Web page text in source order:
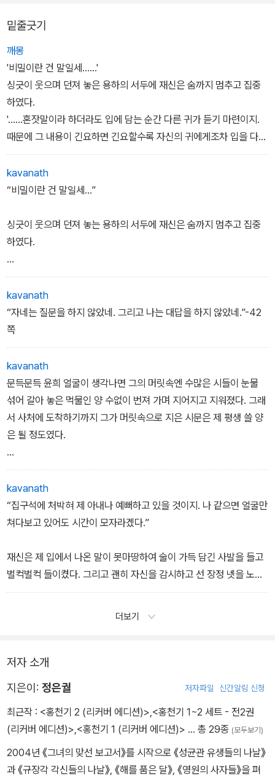
“그와 비슷하게는 말씀하시었사옵니다.”
“대단한 거짓말쟁이로세. ‘그 입 닥쳐라! 쥐뿔도 아는 거 없는 놈들이
감히 내 앞에서 아는 척이냐?’ 이리 말하였느니.”
윤희는 왕을 흉내 내어 정색한 듯이 말하였다.
“소신은 단지 이러한 기록을 언문으로 남길 수 없어 부득이하게 아주
약간의 수정을 하여 문장으로 옮겼을 뿐이옵니다. 그러하니 거짓말쟁
이는 아니옵니다.”
져 있었다.
꿈만 꾸는 것이냐? 이대로 꿈만 꾸다가 끝날까, 두렵지 않느냐?”
“꿈조차 꿀 수 없던 시절도 숱하게 있질 않았사옵니까. 우리 소신들은
꿈이나마 꿀 수 있으니 그 어떤 임금의 신하들이 소신들보다 행복하
겠사옵니까. 상감마마께오서는 죄인의 아들에게 꿈을 꿀 수 있는 바
탕을 주셨사옵니다.”
왕은 비록 윤희는 안을 수 없었지만, 선준의 팔은 잡고 기댈 수 있었
다.
“나의 바탕은 너희들이다. 내가 꿈을 꾸고자 너를 살려두는 것이야.
그래야 나도 살기에…….”
아 들어야 할 말이 있었사옵니다.”
“자, 잠깐만. 이거 기분 이상하도다. 내가 지금 너에게 야단맞는 것이
냐?”
“감히 간언을 드리는 것이옵니다.”
왕은 괜히 민망하여 화난 듯 인상을 잔뜩 찌푸렸다. 속으로는 마음에
들지 않는 상소문이라고 해도 앞으로 그런 장난은 하지 않겠다고 생
각했지만, 밖으로 표현은 하지 않았다. 하지만 왕의 표정에도 상관없
이 선준은 꿋꿋하게 하던 말은 마무리 하였다.
“귀를 열어두는 것도 중요하지만, 입을 막지 않는 것은 군주로서 마땅
히 해야 할 일이옵니다. 이것은 홍문관 저작, 이선준으로서 드리는 간
“소단백전을 잠재운 것은 규장각 직각, 이선준으로서 한 일이고?”
선준이 대답은 하지 않고 환하게 웃었다. 그의 환한 미소가 왕의 가슴
밑줄긋기
깨몽
'비밀이란 건 말일세......'
싱긋이 웃으며 던져 놓은 용하의 서두에 재신은 숨까지 멈추고 집중
하였다.
'......혼잣말이라 하더라도 입에 담는 순간 다른 귀가 듣기 마련이지.
때문에 그 내용이 긴요하면 긴요할수록 자신의 귀에게조차 입을 다물
어야 하네.'
재신은 뜻을 묻지도 않고 그다음 말을 기다렸다.
'대물은 나의 소중한 벗일세. 그 외에 중요한 것은 아무것도 없다네.
것 또한 벗의 도리가 아니겠는가.'-68쪽
kavanath
“비밀이란 건 말일세...”
싱긋이 웃으며 던져 놓는 용하의 서두에 재신은 숨까지 멈추고 집중
하였다.
“...혼잣말이라 하더라도 입에 담는 순간 다른 귀가 듣기 마련이지. 때
문에 그 내용이 긴요하면 긴요할수록 자신의 귀에게조차 입을 다물어
야 하네.”
재신은 뜻을 묻지도 않고 그다음 말을 기다렸다.
“대물은 나의 소중한 벗일세. 그 외에 중요한 것은 아무것도 없다네.
비밀을 숨기는 것이 벗의 도리라고 한다면 그것을 모르는 척해 주는
것 또한 벗의 도리가 아니겠는가.”
-42쪽
kavanath
“자네는 질문을 하지 않았네. 그리고 나는 대답을 하지 않았네.”-42
쪽
kavanath
문득문득 윤희 얼굴이 생각나면 그의 머릿속엔 수많은 시들이 눈물
섞어 갈아 놓은 먹물인 양 수없이 번져 가며 지어지고 지워졌다. 그래
서 사처에 도착하기까지 그가 머릿속으로 지은 시문은 제 평생 쓸 양
은 될 정도였다.
“쳇! 글자로 남겼으면 시책 서너 권은 충분히 묶을 수 있었는데.”
-105쪽
kavanath
“집구석에 처박혀 제 아내나 예뻐하고 있을 것이지. 나 같으면 얼굴만
쳐다보고 있어도 시간이 모자라겠다.”
재신은 제 입에서 나온 말이 못마땅하여 술이 가득 담긴 사발을 들고
벌컥벌컥 들이켰다. 그리고 괜히 자신을 감시하고 선 장정 넷을 노려
보았다. 이쪽에서는 도망갈 생각이 전혀 없는데, 그들은 긴장을 늦추
-106쪽
더보기
저자 소개
지은이: 정은궐 저자파일 신간알림 신청
최근작 : <홍천기 2 (리커버 에디션)>,<홍천기 1~2 세트 - 전2권
(리커버 에디션)>,<홍천기 1 (리커버 에디션)> … 총 29종 (모두보기)
2004년 《그녀의 맞선 보고서》를 시작으로 《성균관 유생들의 나날》
과 《규장각 각신들의 나날》, 《해를 품은 달》, 《영원의 사자들》을 펴